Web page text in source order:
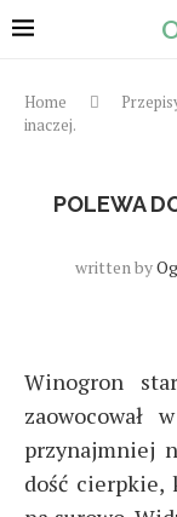
Home
inaczej.
POLEWA
written by
Winogron
przynajmniej
dość cierpkie,